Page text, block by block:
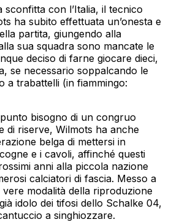
sconfitta con l’Italia, il tecnico
ha subito effettuata un’onesta e
partita, giungendo alla
sua squadra sono mancate le
deciso di farne giocare dieci,
se necessario soppalcando le
a trabattelli (in fiammingo:
bisogno di un congruo
di riserve, Wilmots ha anche
belga di mettersi in
e i cavoli, affinché questi
anni alla piccola nazione
calciatori di fascia. Messo a
modalità della riproduzione
idolo dei tifosi dello Schalke 04,
a singhiozzare.